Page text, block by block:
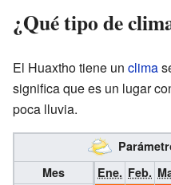
¿Qué tipo de
El Huaxtho tiene un clima
significa que es un lugar
poca lluvia.
Mes
Ene. Feb.